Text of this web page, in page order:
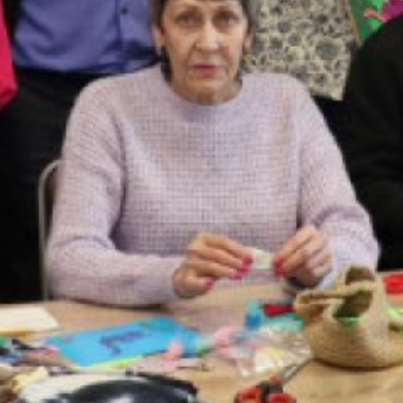
занятости по результатам
проведенной диагностики.
В мастерских
предусмотрены
специальных условий
труда, социально—
психологическое
и социальное
сопровождение, рабочие
места оснащены
вспомогательными
при необходимости
оказывается персональная
помощь.
Ожидается, что работа
Центра социальной
занятости в доме-интернате
позволит проживающим
здесь освоить
элементарные трудовые
навыки, сформировать
потребность в собственной
реализации личности